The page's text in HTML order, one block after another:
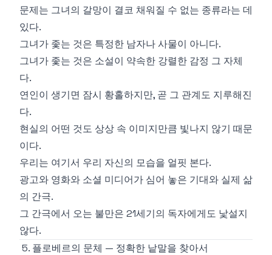
문제는 그녀의 갈망이 결코 채워질 수 없는 종류라는 데
있다.
그녀가 좇는 것은 특정한 남자나 사물이 아니다.
그녀가 좇는 것은 소설이 약속한 강렬한 감정 그 자체
다.
연인이 생기면 잠시 황홀하지만, 곧 그 관계도 지루해진
다.
현실의 어떤 것도 상상 속 이미지만큼 빛나지 않기 때문
이다.
우리는 여기서 우리 자신의 모습을 얼핏 본다.
광고와 영화와 소셜 미디어가 심어 놓은 기대와 실제 삶
의 간극.
그 간극에서 오는 불만은 21세기의 독자에게도 낯설지
않다.
5. 플로베르의 문체 — 정확한 낱말을 찾아서